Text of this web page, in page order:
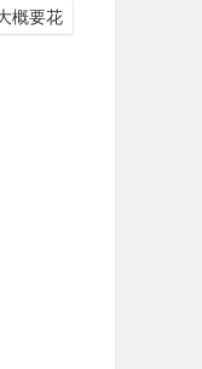
概要花